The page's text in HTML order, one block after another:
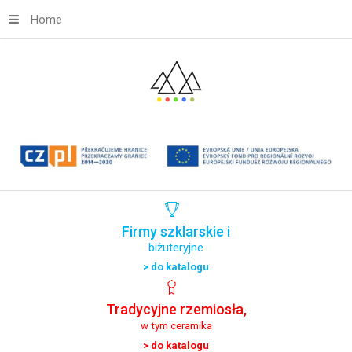
Home
Firmyszklarskie i
biżuteryjne
> do katalogu
Tradycyjne rzemiosła,
w tym ceramika
> do katalogu